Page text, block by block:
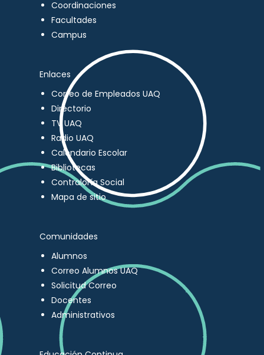
Coordinaciones
Facultades
Campus
Enlaces
Correo de Empleados UAQ
Directorio
TV UAQ
Radio UAQ
Calendario Escolar
Bibliotecas
Contraloría Social
Mapa de sitio
Comunidades
Alumnos
Correo Alumnos UAQ
Solicitud Correo
Docentes
Administrativos